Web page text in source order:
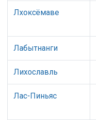
Лхоксёмаве
Лабытнанги
Лихославль
Лас-Пиньяс